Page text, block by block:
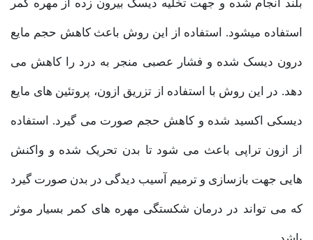
بلند انجام شده و جهت تخلیه دیسک بیرون زده از مهره کمر
استفاده میشود. استفاده از این روش باعث کاهش حجم مایع
درون دیسک شده و فشار عصبی منجر به درد را کاهش می
دهد. در این روش با استفاده از تزریق ازون، پروتئین های مایع
دیسکی اکسید شده و کاهش حجم صورت می گیرد. استفاده
از ازون تراپی باعث می شود تا بدن تحریک شده و واکنش
هایی جهت بازسازی و ترمیم آسیب دیدگی در بدن صورت گیرد
که می تواند در درمان شکستگی مهره های کمر بسیار موثر